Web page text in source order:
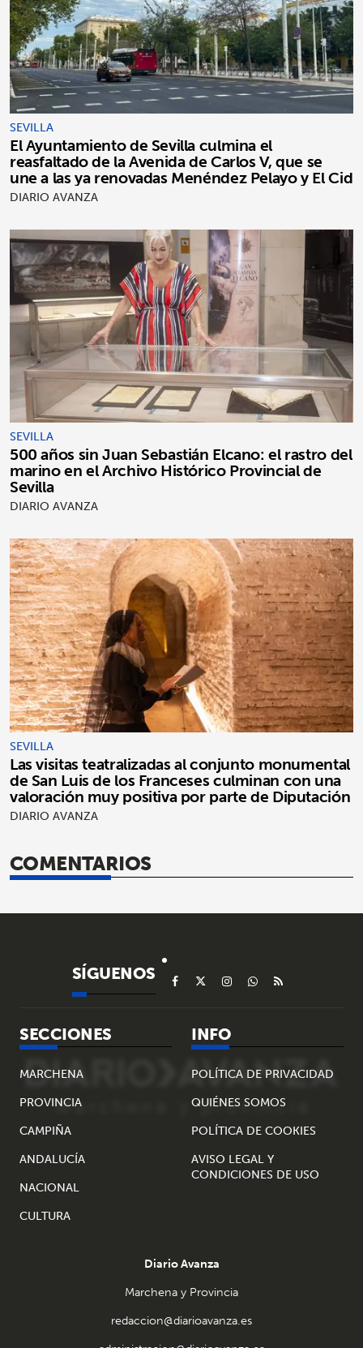
SEVILLA
El Ayuntamiento de Sevilla culmina el
reasfaltado de la Avenida de Carlos V, que se
une a las ya renovadas Menéndez Pelayo y El Cid
DIARIO AVANZA
SEVILLA
500 años sin Juan Sebastián Elcano: el rastro del
marino en el Archivo Histórico Provincial de
Sevilla
DIARIO AVANZA
SEVILLA
Las visitas teatralizadas al conjunto monumental
de San Luis de los Franceses culminan con una
valoración muy positiva por parte de Diputación
DIARIO AVANZA
COMENTARIOS
SÍGUENOS
SECCIONES
MARCHENA
PROVINCIA
CAMPIÑA
ANDALUCÍA
NACIONAL
CULTURA
INFO
POLÍTICA DE PRIVACIDAD
QUIÉNES SOMOS
POLÍTICA DE COOKIES
AVISO LEGAL Y
CONDICIONES DE USO
Diario Avanza
Marchena y Provincia
redaccion@diarioavanza.es